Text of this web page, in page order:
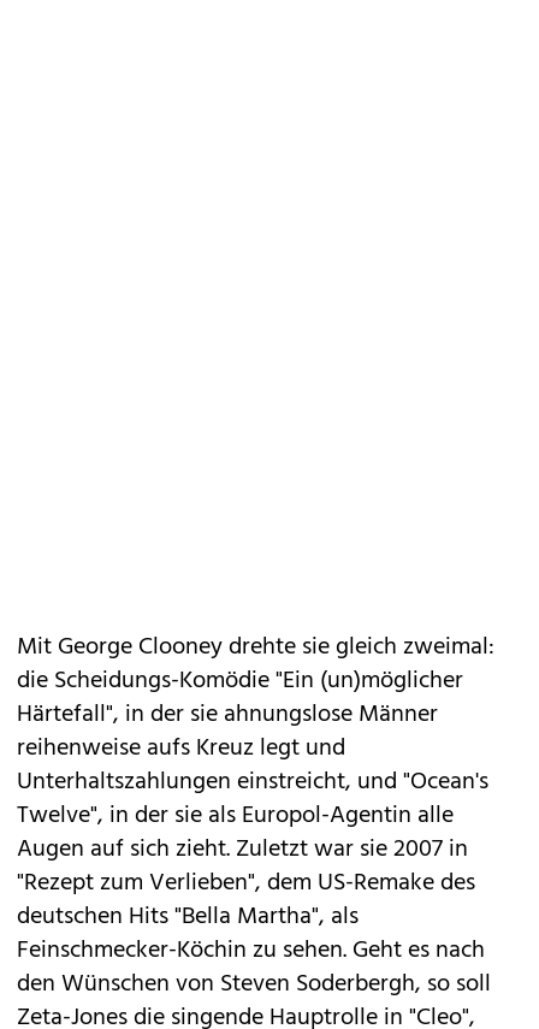
Mit George Clooney drehte sie gleich zweimal:
die Scheidungs-Komödie "Ein (un)möglicher
Härtefall", in der sie ahnungslose Männer
reihenweise aufs Kreuz legt und
Unterhaltszahlungen einstreicht, und "Ocean's
Twelve", in der sie als Europol-Agentin alle
Augen auf sich zieht. Zuletzt war sie 2007 in
"Rezept zum Verlieben", dem US-Remake des
deutschen Hits "Bella Martha", als
Feinschmecker-Köchin zu sehen. Geht es nach
den Wünschen von Steven Soderbergh, so soll
Zeta-Jones die singende Hauptrolle in "Cleo",